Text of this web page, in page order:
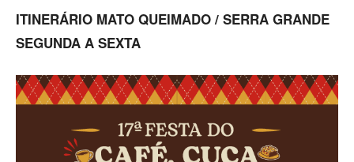
ITINERÁRIO MATO QUEIMADO / SERRA GRANDE
SEGUNDA A SEXTA